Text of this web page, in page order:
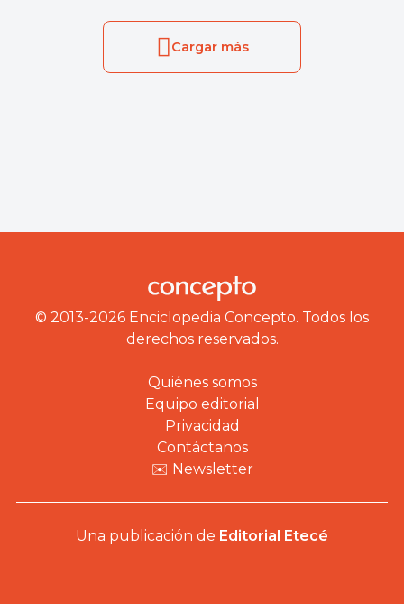
Cargar más
© 2013-2026 Enciclopedia Concepto. Todos los
derechos reservados.
Quiénes somos
Equipo editorial
Privacidad
Contáctanos
✉️ Newsletter
Una publicación de Editorial Etecé